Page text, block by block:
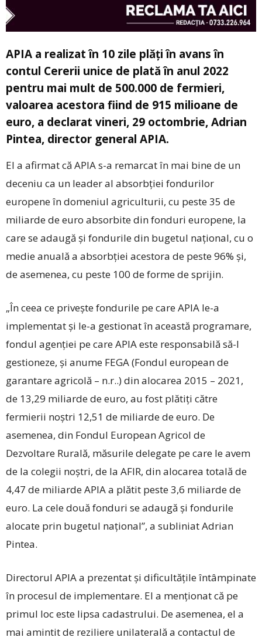
APIA a realizat în 10 zile plăţi în avans în
contul Cererii unice de plată în anul 2022
pentru mai mult de 500.000 de fermieri,
valoarea acestora fiind de 915 milioane de
euro, a declarat vineri, 29 octombrie, Adrian
Pintea, director general APIA.
El a afirmat că APIA s-a remarcat în mai bine de un
deceniu ca un leader al absorbţiei fondurilor
europene în domeniul agriculturii, cu peste 35 de
miliarde de euro absorbite din fonduri europene, la
care se adaugă şi fondurile din bugetul naţional, cu o
medie anuală a absorbţiei acestora de peste 96% şi,
de asemenea, cu peste 100 de forme de sprijin.
„În ceea ce priveşte fondurile pe care APIA le-a
implementat şi le-a gestionat în această programare,
fondul agenţiei pe care APIA este responsabilă să-l
gestioneze, şi anume FEGA (Fondul european de
garantare agricolă – n.r..) din alocarea 2015 – 2021,
de 13,29 miliarde de euro, au fost plătiţi către
fermierii noştri 12,51 de miliarde de euro. De
asemenea, din Fondul European Agricol de
Dezvoltare Rurală, măsurile delegate pe care le avem
de la colegii noştri, de la AFIR, din alocarea totală de
4,47 de miliarde APIA a plătit peste 3,6 miliarde de
euro. La cele două fonduri se adaugă şi fondurile
alocate prin bugetul naţional”, a subliniat Adrian
Pintea.
Directorul APIA a prezentat şi dificultăţile întâmpinate
în procesul de implementare. El a menţionat că pe
primul loc este lipsa cadastrului. De asemenea, el a
mai amintit de reziliere unilaterală a contactul de